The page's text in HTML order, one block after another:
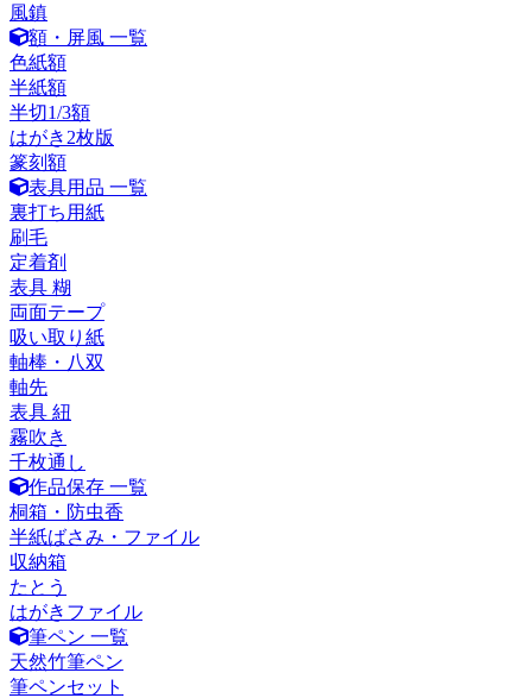
風鎮
額・屏風 一覧
色紙額
半紙額
半切1/3額
はがき2枚版
篆刻額
表具用品 一覧
裏打ち用紙
刷毛
定着剤
表具 糊
両面テープ
吸い取り紙
軸棒・八双
軸先
表具 紐
霧吹き
千枚通し
作品保存 一覧
桐箱・防虫香
半紙ばさみ・ファイル
収納箱
たとう
はがきファイル
筆ペン 一覧
天然竹筆ペン
筆ペンセット